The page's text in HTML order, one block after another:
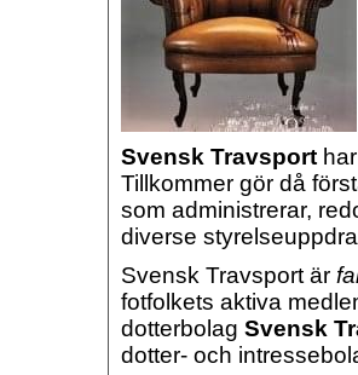
Svensk Travsport
Tillkommer gör då
som administrerar,
diverse
Svensk Travsport är
fotfolkets aktiva
dotterbolag Svensk
dotter- och